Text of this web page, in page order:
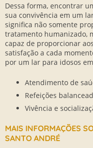
Dessa forma, encontrar
sua convivência em um
significa não somente
tratamento humanizado,
capaz de proporcionar
satisfação a cada
por um lar para idosos
Atendimento de
Refeições
Vivência e
MAIS INFORMAÇÕES
SANTO ANDRÉ